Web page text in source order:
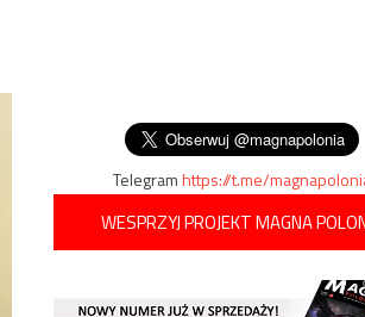
Telegramhttps://t.me/
WESPRZYJ PROJEKT MAGNA